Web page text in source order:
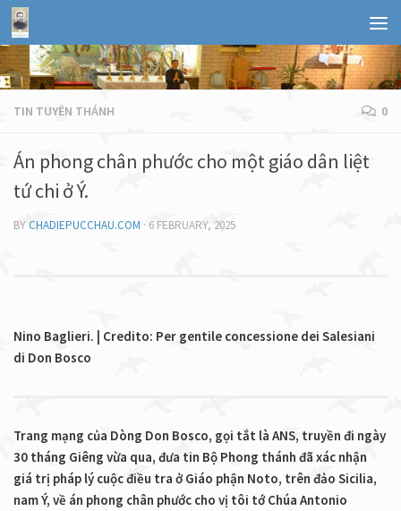
TIN TUYÊN THÁNH 0
Án phong chân phước cho một giáo dân liệt
tứ chi ở Ý.
BY CHADIEPUCCHAU.COM · 6 FEBRUARY, 2025
Nino Baglieri. | Credito: Per gentile concessione dei Salesiani
di Don Bosco
Trang mạng của Dòng Don Bosco, gọi tắt là ANS, truyền đi ngày
30 tháng Giêng vừa qua, đưa tin Bộ Phong thánh đã xác nhận
giá trị pháp lý cuộc điều tra ở Giáo phận Noto, trên đảo Sicilia,
nam Ý, về án phong chân phước cho vị tôi tớ Chúa Antonio